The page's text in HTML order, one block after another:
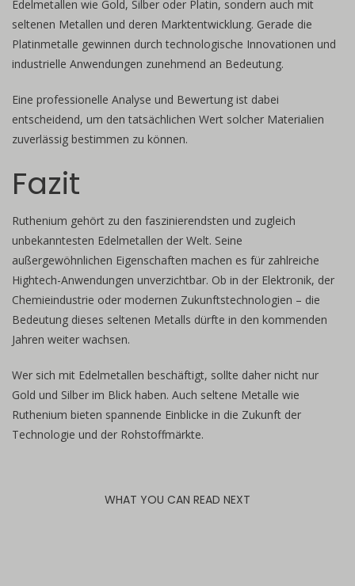
Edelmetallen wie Gold, Silber oder Platin, sondern auch mit
seltenen Metallen und deren Marktentwicklung. Gerade die
Platinmetalle gewinnen durch technologische Innovationen und
industrielle Anwendungen zunehmend an Bedeutung.
Eine professionelle Analyse und Bewertung ist dabei
entscheidend, um den tatsächlichen Wert solcher Materialien
zuverlässig bestimmen zu können.
Fazit
Ruthenium gehört zu den faszinierendsten und zugleich
unbekanntesten Edelmetallen der Welt. Seine
außergewöhnlichen Eigenschaften machen es für zahlreiche
Hightech-Anwendungen unverzichtbar. Ob in der Elektronik, der
Chemieindustrie oder modernen Zukunftstechnologien – die
Bedeutung dieses seltenen Metalls dürfte in den kommenden
Jahren weiter wachsen.
Wer sich mit Edelmetallen beschäftigt, sollte daher nicht nur
Gold und Silber im Blick haben. Auch seltene Metalle wie
Ruthenium bieten spannende Einblicke in die Zukunft der
Technologie und der Rohstoffmärkte.
WHAT YOU CAN READ NEXT